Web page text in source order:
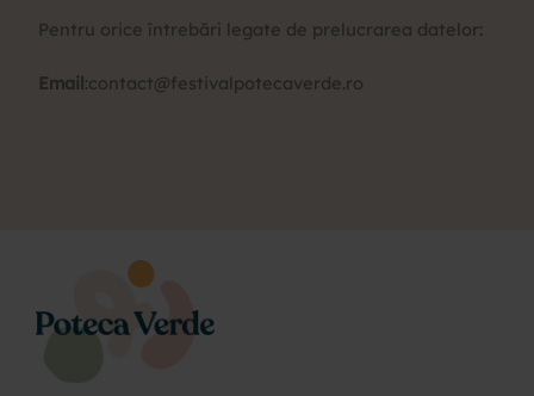
Pentru orice întrebări legate de prelucrarea datelor:
Email:contact@festivalpotecaverde.ro